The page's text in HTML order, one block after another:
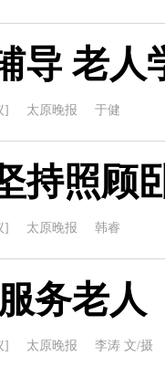
导 老人
] 太原晚报 于健
持照顾
] 太原晚报 韩睿
务老人
] 太原晚报 李涛 文/摄